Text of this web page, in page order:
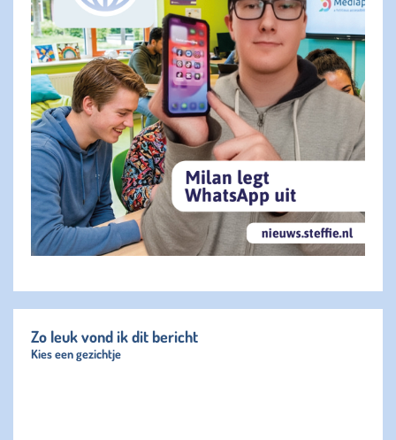
Zo leuk vond ik dit bericht
Kies een gezichtje